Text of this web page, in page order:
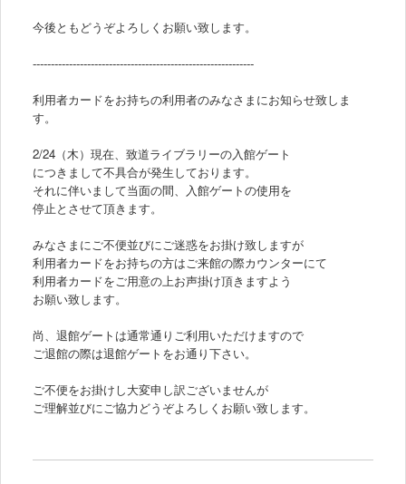
今後ともどうぞよろしくお願い致します。
-------------------------------------------------------------
利用者カードをお持ちの利用者のみなさまにお知らせ致しま
す。
2/24（木）現在、致道ライブラリーの入館ゲート
につきまして不具合が発生しております。
それに伴いまして当面の間、入館ゲートの使用を
停止とさせて頂きます。
みなさまにご不便並びにご迷惑をお掛け致しますが
利用者カードをお持ちの方はご来館の際カウンターにて
利用者カードをご用意の上お声掛け頂きますよう
お願い致します。
尚、退館ゲートは通常通りご利用いただけますので
ご退館の際は退館ゲートをお通り下さい。
ご不便をお掛けし大変申し訳ございませんが
ご理解並びにご協力どうぞよろしくお願い致します。